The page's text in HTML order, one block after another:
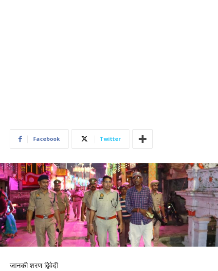
Facebook Twitter
जानकी शरण द्विवेदी